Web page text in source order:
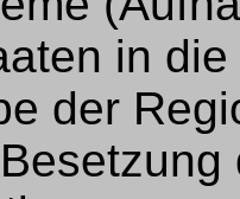
in
der